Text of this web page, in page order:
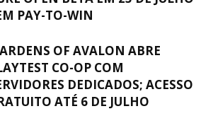
PAY-TO-WIN
OF AVALON ABRE
CO-OP COM
DEDICADOS; ACESSO
ATÉ 6 DE JULHO